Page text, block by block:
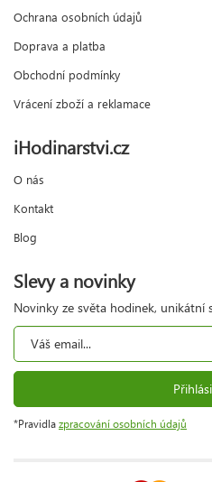
Ochrana osobních údajů
Doprava a platba
Obchodní podmínky
Vrácení zboží a reklamace
iHodinarstvi.cz
O nás
Kontakt
Blog
Slevy a novinky
Novinky ze světa hodinek, unikátní
*Pravidla zpracování osobních údajů